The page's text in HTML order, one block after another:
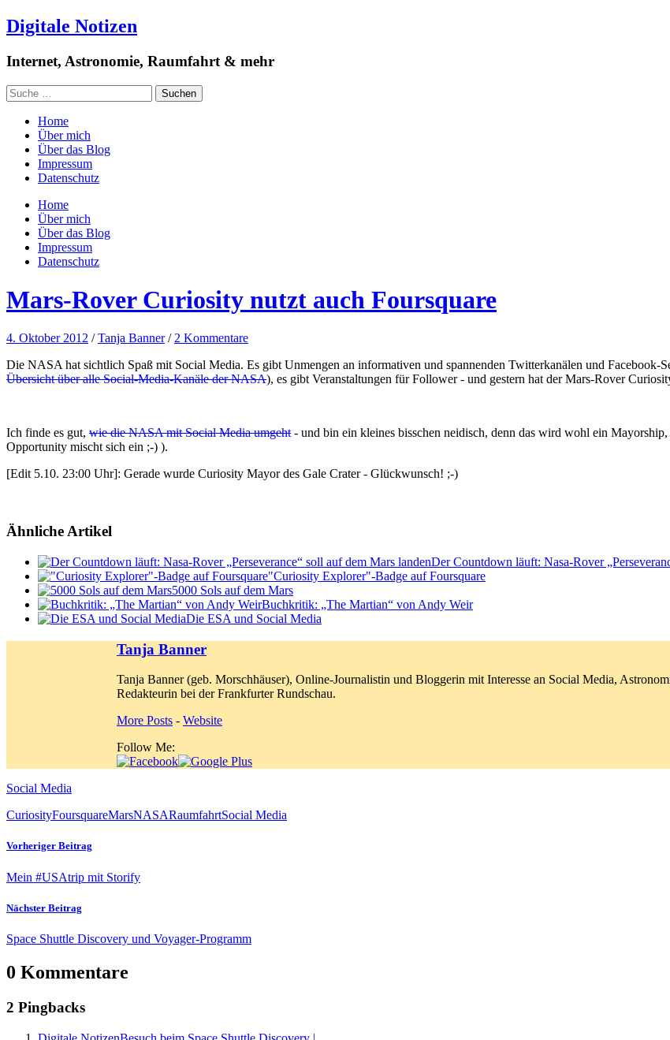
Digitale Notizen
Internet, Astronomie, Raumfahrt & mehr
Home
Über mich
Über das Blog
Impressum
Datenschutz
Home
Über mich
Über das Blog
Impressum
Datenschutz
Mars-Rover Curiosity nutzt auch Foursquare
4. Oktober 2012 /Tanja Banner /2 Kommentare
Die NASA hat sichtlich Spaß mit Social Media. Es gibt Unmengen an informativen und spannenden Twitterkanälen und Facebook-
Übersicht über alle Social-Media-Kanäle der NASA), es gibt Veranstaltungen für Follower - und gestern hat der Mars-Rover
Ich finde es gut, wie die NASA mit Social Media umgeht- und bin ein kleines bisschen neidisch, denn das wird wohl ein
Opportunity mischt sich ein ;-) ).
[Edit 5.10. 23:00 Uhr]: Gerade wurde Curiosity Mayor des Gale Crater - Glückwunsch! ;-)
Ähnliche Artikel
Der Countdown läuft: Nasa-Rover
"Curiosity Explorer"-Badge auf Foursquare
5000 Sols auf dem Mars
Buchkritik: „The Martian“ von Andy Weir
Die ESA und Social Media
Tanja Banner
Tanja Banner (geb. Morschhäuser), Online-Journalistin und Bloggerin mit Interesse an Social Media,
Redakteurin bei der Frankfurter Rundschau.
More Posts - Website
Follow Me:
Social Media
CuriosityFoursquareMarsNASARaumfahrtSocial Media
Vorheriger Beitrag
Mein #USAtrip mit Storify
Nächster Beitrag
Space Shuttle Discovery und Voyager-Programm
0 Kommentare
2 Pingbacks